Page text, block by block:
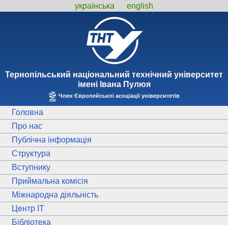
українська english
Тернопiльський національний технiчний унiверситет
iменi Iвана Пулюя
Член Європейської асоціації університетів
Головна
Про нас
Публічна інформація
Структура
Вступнику
Приймальна комісія
Міжнародна діяльність
Центр ІТ
Бібліотека